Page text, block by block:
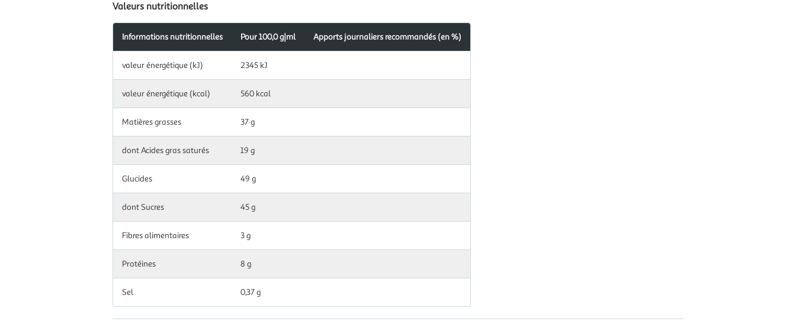
Valeurs nutritionnelles
nutritionnelles
pour
g|ml
Informations nutritionnelles Pour 100,0 g|ml Apports journaliers recommandés (en %)
valeur énergétique (kJ) 2345 kJ
valeur énergétique (kcal) 560 kcal
Matières grasses 37 g
dont Acides gras saturés 19 g
Glucides 49 g
dont Sucres 45 g
Fibres alimentaires 3 g
Protéines 8 g
Sel 0,37 g